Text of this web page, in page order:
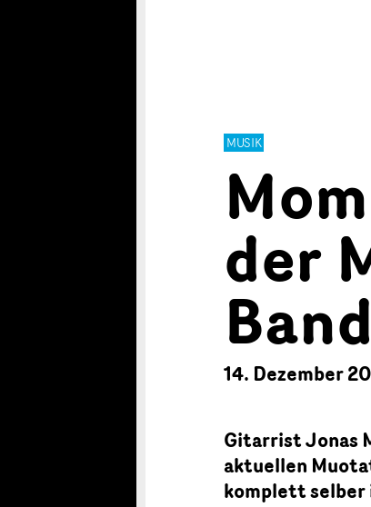
MUSIK
der
14. Dezember
Gitarrist Jonas
aktuellen
komplett selber